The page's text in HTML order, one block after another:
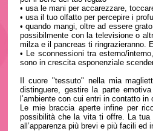
• usa le mani per accarezzare,
• usa il tuo olfatto per percepire i
• quando mangi, oltre ad essere
possibilmente con la televisione o
milza e il pancreas ti ringrazieranno.
• Le sconnessioni tra esterno/
sono in crescita esponenziale
Il cuore "tessuto" nella mia
distinguere, gestire la parte
l’ambiente con cui entri in contatto
Le mie braccia aperte infine per
possibilità che la vita ti offre. La
all’apparenza più brevi e più facili